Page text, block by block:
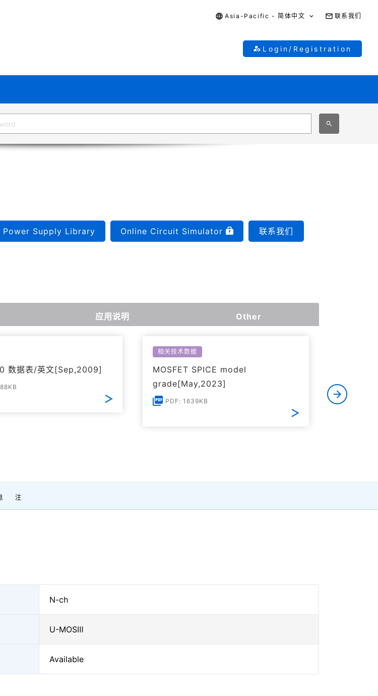
Asia-Pacific - 简体中文 联系我们
Login/Registration
Supply Library Online Circuit Simulator 联系我们
应用说明 Other
数据表/英文[Sep,2009]
相关技术数据
MOSFET SPICE model
grade[May,2023]
PDF: 1639KB
注
N-ch
U-MOSⅢ
Available